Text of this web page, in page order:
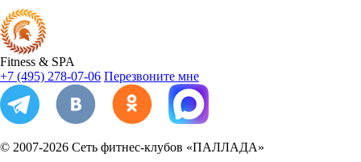
Fitness & SPA
+7 (495) 278-07-06 Перезвоните мне
© 2007-2026 Сеть фитнес-клубов «ПАЛЛАДА»